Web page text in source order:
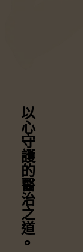
以心守護
的醫治之道
⚬